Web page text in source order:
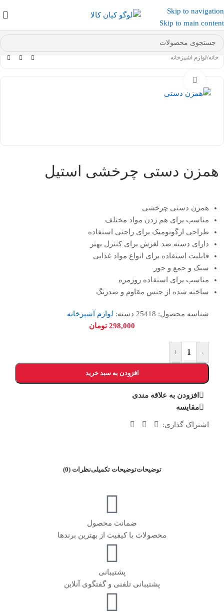
Skip to navigation
Skip to main content
عضو کانال بله کیان کالا شوید و کد تخفیف دریافت کنید.
خانه/لوازم آشپزخانه
همزن دستی چرخشی استیل
همزن دستی چرخشی
مناسب برای هم زدن مواد مختلف
طراحی ارگونومیک برای راحتی استفاده
دارای دسته ضد لغزش برای کنترل بهتر
قابلیت استفاده برای انواع مواد غذایی
سبک و جمع و جور
مناسب برای استفاده روزمره
ساخته شده از جنس مقاوم و ضدزنگ
شناسه محصول: 25418 دسته: لوازم آشپزخانه
298,000 تومان
-
+
افزودن به سبد خرید
افزودن به علاقه مندی
مقایسه
اشتراک گذاری:
توضیحاتتوضیحات تکمیلینظرات (0)
ضمانت محصول
محصولات با کیفیت از بهترین برندها
پشتیبانی
پشتیبانی تلفنی و گفتگوی آنلاین